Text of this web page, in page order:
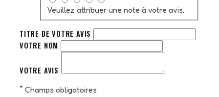
Veuillez attribuer une note à votre avis.
TITRE DE VOTRE AVIS
VOTRE NOM
VOTRE AVIS
* Champs obligatoires